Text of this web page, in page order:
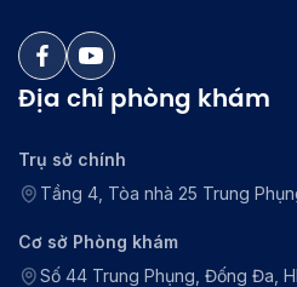
Địa chỉ phòng khám
Trụ sở chính
Tầng 4, Tòa nhà 25 Trung
Cơ sở Phòng khám
Số 44 Trung Phụng, Đống Đa,